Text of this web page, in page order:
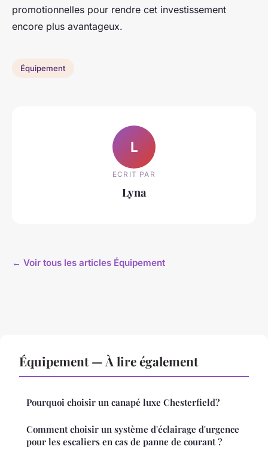
promotionnelles pour rendre cet investissement
encore plus avantageux.
Équipement
L
ECRIT PAR
Lyna
← Voir tous les articles Équipement
Équipement — À lire également
Pourquoi choisir un canapé luxe Chesterfield?
Comment choisir un système d'éclairage d'urgence
pour les escaliers en cas de panne de courant ?